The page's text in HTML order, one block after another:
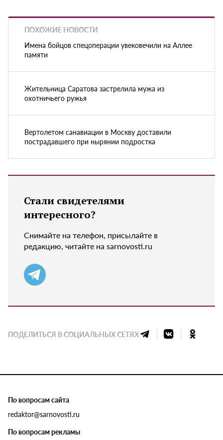
ПОХОЖИЕ НОВОСТИ
Имена бойцов спецоперации увековечили на Аллее
памяти
Жительница Саратова застрелила мужа из
охотничьего ружья
Вертолетом санавиации в Москву доставили
пострадавшего при нырянии подростка
Стали свидетелями
интересного?
Снимайте на телефон, присылайте в
редакцию, читайте на sarnovosti.ru
ПОДЕЛИТЬСЯ В СОЦИАЛЬНЫХ СЕТЯХ
По вопросам сайта
redaktor@sarnovosti.ru
По вопросам рекламы